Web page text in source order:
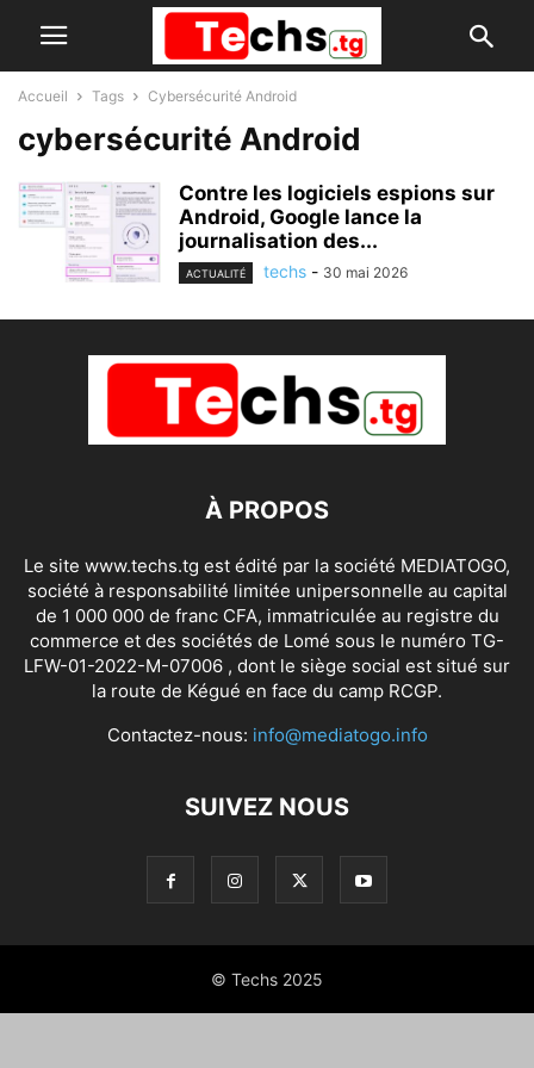
Accueil Tags Cybersécurité Android
cybersécurité Android
Contre les logiciels espions sur
Android, Google lance la
journalisation des...
ACTUALITÉ techs - 30 mai 2026
À PROPOS
Le site www.techs.tg est édité par la société MEDIATOGO,
société à responsabilité limitée unipersonnelle au capital
de 1 000 000 de franc CFA, immatriculée au registre du
commerce et des sociétés de Lomé sous le numéro TG-
LFW-01-2022-M-07006 , dont le siège social est situé sur
la route de Kégué en face du camp RCGP.
Contactez-nous: info@mediatogo.info
SUIVEZ NOUS
© Techs 2025